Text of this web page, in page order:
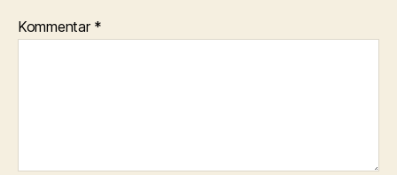
Kommentar *